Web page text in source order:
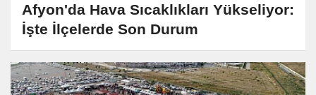
Afyon'da Hava Sıcaklıkları Yükseliyor:
İşte İlçelerde Son Durum